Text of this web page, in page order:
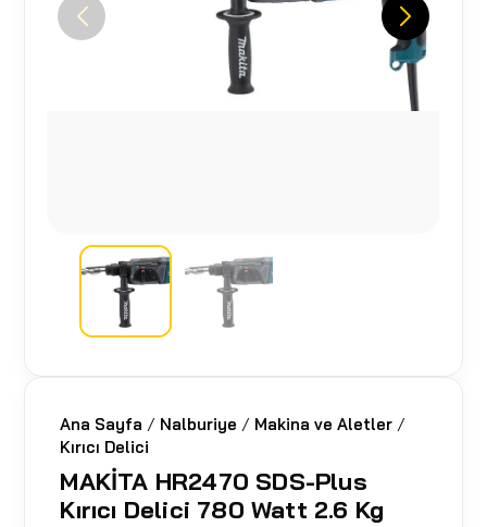
Ana Sayfa / Nalburiye / Makina ve Aletler /
Kırıcı Delici
MAKİTA HR2470 SDS-Plus
Kırıcı Delici 780 Watt 2.6 Kg